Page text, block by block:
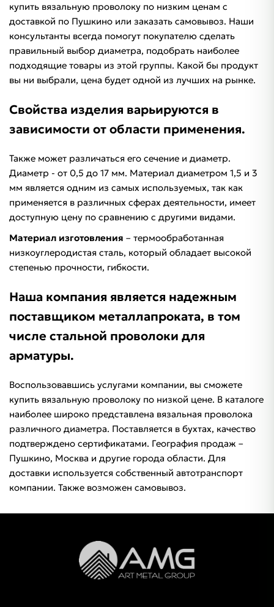
купить вязальную проволоку по низким ценам с
доставкой по Пушкино или заказать самовывоз. Наши
консультанты всегда помогут покупателю сделать
правильный выбор диаметра, подобрать наиболее
подходящие товары из этой группы. Какой бы продукт
вы ни выбрали, цена будет одной из лучших на рынке.
Свойства изделия варьируются в
зависимости от области применения.
Также может различаться его сечение и диаметр.
Диаметр - от 0,5 до 17 мм. Материал диаметром 1,5 и 3
мм является одним из самых используемых, так как
применяется в различных сферах деятельности, имеет
доступную цену по сравнению с другими видами.
Материал изготовления – термообработанная
низкоуглеродистая сталь, который обладает высокой
степенью прочности, гибкости.
Наша компания является надежным
поставщиком металлапроката, в том
числе стальной проволоки для
арматуры.
Воспользовавшись услугами компании, вы сможете
купить вязальную проволоку по низкой цене. В каталоге
наиболее широко представлена ​​вязальная проволока
различного диаметра. Поставляется в бухтах, качество
подтверждено сертификатами. География продаж –
Пушкино, Москва и другие города области. Для
доставки используется собственный автотранспорт
компании. Также возможен самовывоз.